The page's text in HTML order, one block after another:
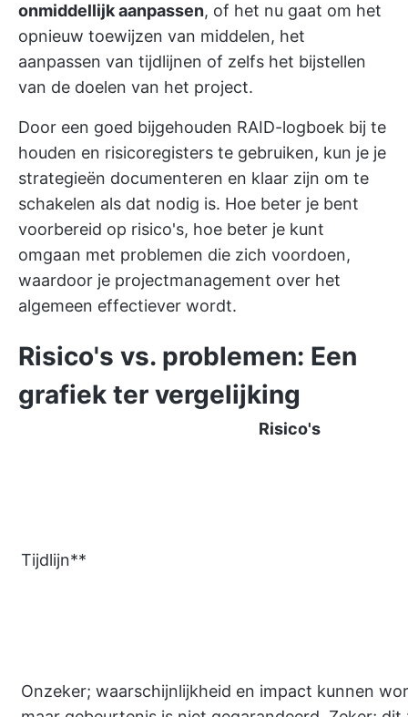
onmiddellijk aanpassen, of het nu gaat om het
opnieuw toewijzen van middelen, het
aanpassen van tijdlijnen of zelfs het bijstellen
van de doelen van het project.
Door een goed bijgehouden RAID-logboek bij te
houden en risicoregisters te gebruiken, kun je je
strategieën documenteren en klaar zijn om te
schakelen als dat nodig is. Hoe beter je bent
voorbereid op risico's, hoe beter je kunt
omgaan met problemen die zich voordoen,
waardoor je projectmanagement over het
algemeen effectiever wordt.
Risico's vs. problemen: Een
grafiek ter vergelijking
Risico's
Tijdlijn**
Onzeker; waarschijnlijkheid en impact kunnen